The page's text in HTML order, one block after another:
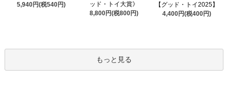
5,940円(税540円)
ッド・トイ大賞》
8,800円(税800円)
【グッド・トイ2025】
4,400円(税400円)
もっと見る